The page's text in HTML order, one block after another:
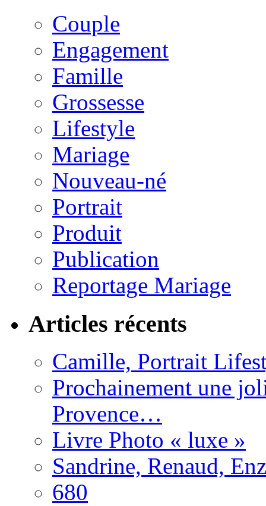
Couple
Engagement
Famille
Grossesse
Lifestyle
Mariage
Nouveau-né
Portrait
Produit
Publication
Reportage Mariage
Articles récents
Camille, Portrait
Prochainement une
Provence…
Livre Photo « luxe »
Sandrine, Renaud,
680